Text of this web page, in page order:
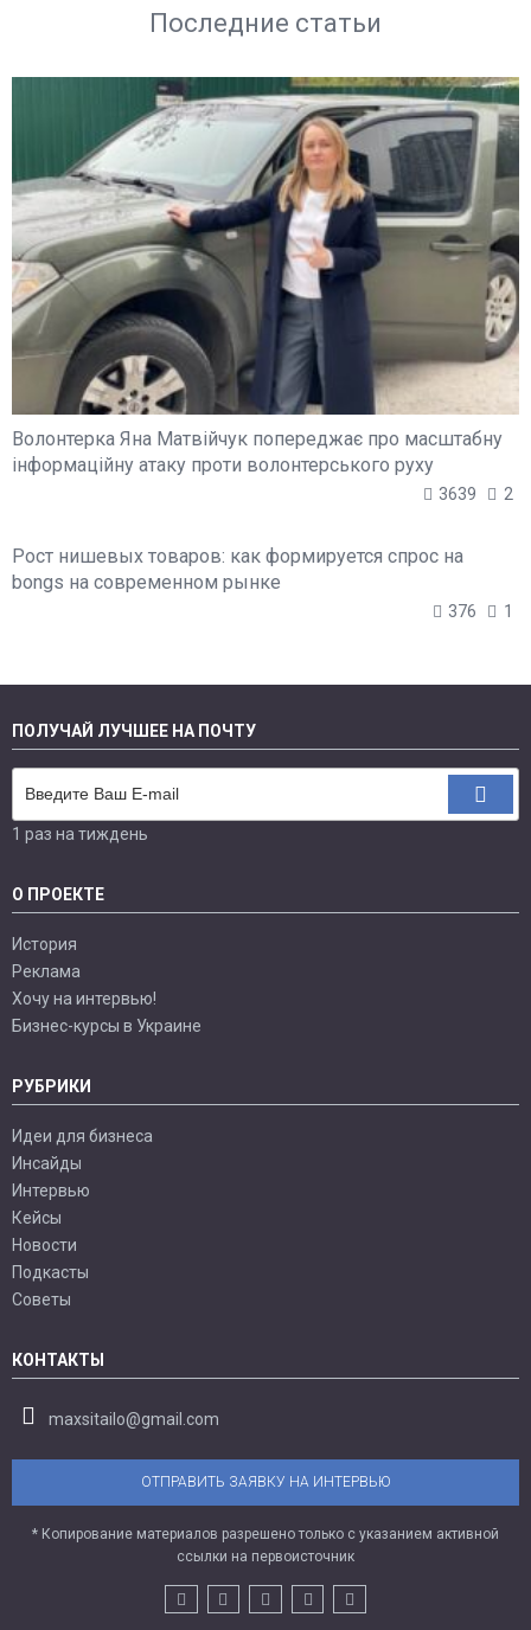
Последние статьи
Волонтерка Яна Матвійчук попереджає про масштабну
інформаційну атаку проти волонтерського руху
3639 2
Рост нишевых товаров: как формируется спрос на
bongs на современном рынке
376 1
ПОЛУЧАЙ ЛУЧШЕЕ НА ПОЧТУ
1 раз на тиждень
О ПРОЕКТЕ
История
Реклама
Хочу на интервью!
Бизнес-курсы в Украине
РУБРИКИ
Идеи для бизнеса
Инсайды
Интервью
Кейсы
Новости
Подкасты
Советы
КОНТАКТЫ
maxsitailo@gmail.com
ОТПРАВИТЬ ЗАЯВКУ НА ИНТЕРВЬЮ
* Копирование материалов разрешено только с указанием активной
ссылки на первоисточник